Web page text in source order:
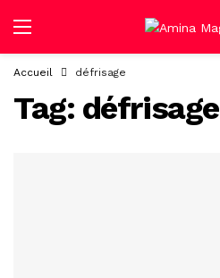
Accueil défrisage
Tag: défrisage